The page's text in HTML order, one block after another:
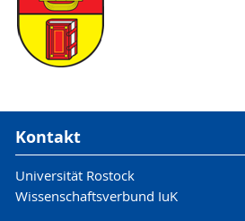
Kontakt
Universität Rostock
Wissenschaftsverbund IuK